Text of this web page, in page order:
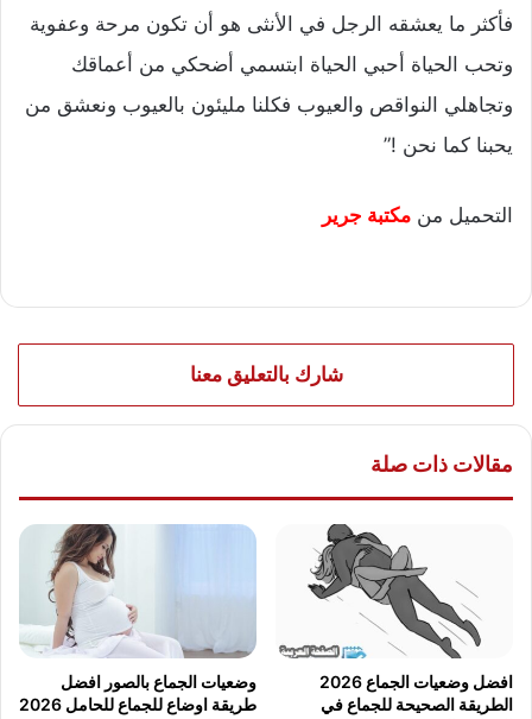
فأكثر ما يعشقه الرجل في الأنثى هو أن تكون مرحة وعفوية
وتحب الحياة أحبي الحياة ابتسمي أضحكي من أعماقك
وتجاهلي النواقص والعيوب فكلنا مليئون بالعيوب ونعشق من
يحبنا كما نحن !”
التحميل من مكتبة جرير
شارك بالتعليق معنا
مقالات ذات صلة
افضل وضعيات الجماع 2026
الطريقة الصحيحة للجماع في
وضعيات الجماع بالصور افضل
طريقة اوضاع للجماع للحامل 2026